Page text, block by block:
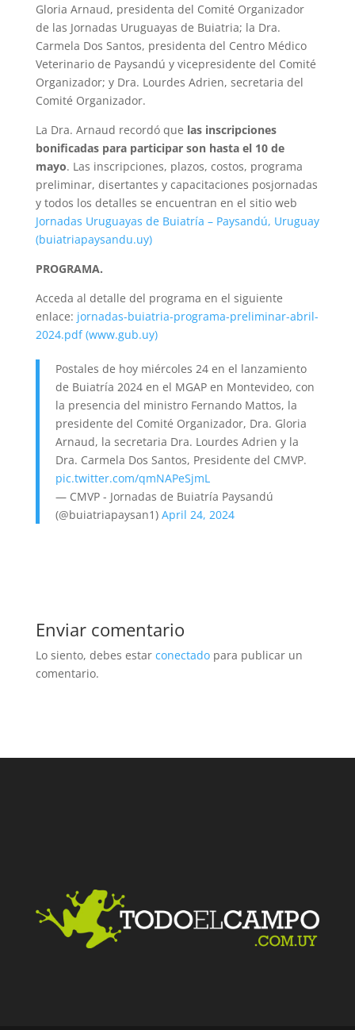
Gloria Arnaud, presidenta del Comité Organizador
de las Jornadas Uruguayas de Buiatria; la Dra.
Carmela Dos Santos, presidenta del Centro Médico
Veterinario de Paysandú y vicepresidente del Comité
Organizador; y Dra. Lourdes Adrien, secretaria del
Comité Organizador.
La Dra. Arnaud recordó que las inscripciones
bonificadas para participar son hasta el 10 de
mayo. Las inscripciones, plazos, costos, programa
preliminar, disertantes y capacitaciones posjornadas
y todos los detalles se encuentran en el sitio web
Jornadas Uruguayas de Buiatría – Paysandú, Uruguay
(buiatriapaysandu.uy)
PROGRAMA.
Acceda al detalle del programa en el siguiente
enlace: jornadas-buiatria-programa-preliminar-abril-
2024.pdf (www.gub.uy)
Postales de hoy miércoles 24 en el lanzamiento
de Buiatría 2024 en el MGAP en Montevideo, con
la presencia del ministro Fernando Mattos, la
presidente del Comité Organizador, Dra. Gloria
Arnaud, la secretaria Dra. Lourdes Adrien y la
Dra. Carmela Dos Santos, Presidente del CMVP.
pic.twitter.com/qmNAPeSjmL
— CMVP - Jornadas de Buiatría Paysandú
(@buiatriapaysan1) April 24, 2024
Enviar comentario
Lo siento, debes estar conectadopara publicar un
comentario.
Facebook